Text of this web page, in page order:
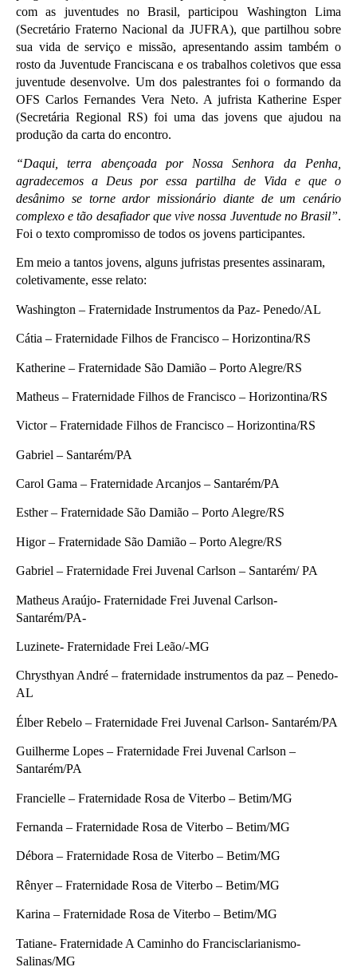
com as juventudes no Brasil, participou Washington Lima
(Secretário Fraterno Nacional da JUFRA), que partilhou sobre
sua vida de serviço e missão, apresentando assim também o
rosto da Juventude Franciscana e os trabalhos coletivos que essa
juventude desenvolve. Um dos palestrantes foi o formando da
OFS Carlos Fernandes Vera Neto. A jufrista Katherine Esper
(Secretária Regional RS) foi uma das jovens que ajudou na
produção da carta do encontro.
“Daqui, terra abençoada por Nossa Senhora da Penha,
agradecemos a Deus por essa partilha de Vida e que o
desânimo se torne ardor missionário diante de um cenário
complexo e tão desafiador que vive nossa Juventude no Brasil”.
Foi o texto compromisso de todos os jovens participantes.
Em meio a tantos jovens, alguns jufristas presentes assinaram,
coletivamente, esse relato:
Washington – Fraternidade Instrumentos da Paz- Penedo/AL
Cátia – Fraternidade Filhos de Francisco – Horizontina/RS
Katherine – Fraternidade São Damião – Porto Alegre/RS
Matheus – Fraternidade Filhos de Francisco – Horizontina/RS
Victor – Fraternidade Filhos de Francisco – Horizontina/RS
Gabriel – Santarém/PA
Carol Gama – Fraternidade Arcanjos – Santarém/PA
Esther – Fraternidade São Damião – Porto Alegre/RS
Higor – Fraternidade São Damião – Porto Alegre/RS
Gabriel – Fraternidade Frei Juvenal Carlson – Santarém/ PA
Matheus Araújo- Fraternidade Frei Juvenal Carlson-
Santarém/PA-
Luzinete- Fraternidade Frei Leão/-MG
Chrysthyan André – fraternidade instrumentos da paz – Penedo-
AL
Élber Rebelo – Fraternidade Frei Juvenal Carlson- Santarém/PA
Guilherme Lopes – Fraternidade Frei Juvenal Carlson –
Santarém/PA
Francielle – Fraternidade Rosa de Viterbo – Betim/MG
Fernanda – Fraternidade Rosa de Viterbo – Betim/MG
Débora – Fraternidade Rosa de Viterbo – Betim/MG
Rênyer – Fraternidade Rosa de Viterbo – Betim/MG
Karina – Fraternidade Rosa de Viterbo – Betim/MG
Tatiane- Fraternidade A Caminho do Francisclarianismo-
Salinas/MG